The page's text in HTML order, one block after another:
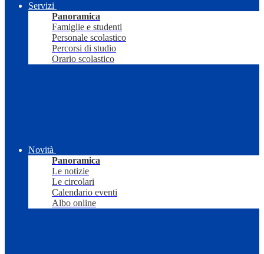
Servizi
Panoramica
Famiglie e studenti
Personale scolastico
Percorsi di studio
Orario scolastico
Novità
Panoramica
Le notizie
Le circolari
Calendario eventi
Albo online